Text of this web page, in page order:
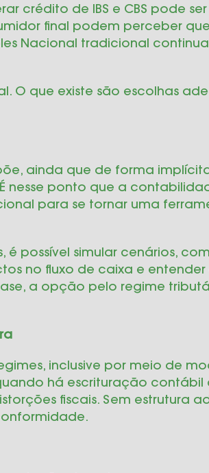
crédito de IBS e CBS pode
final podem perceber
Nacional tradicional
O que existe são escolhas
ainda que de forma
nesse ponto que a
para se tornar uma
possível simular cenários,
no fluxo de caixa e entender
a opção pelo regime
inclusive por meio de
há escrituração
fiscais. Sem estrutura